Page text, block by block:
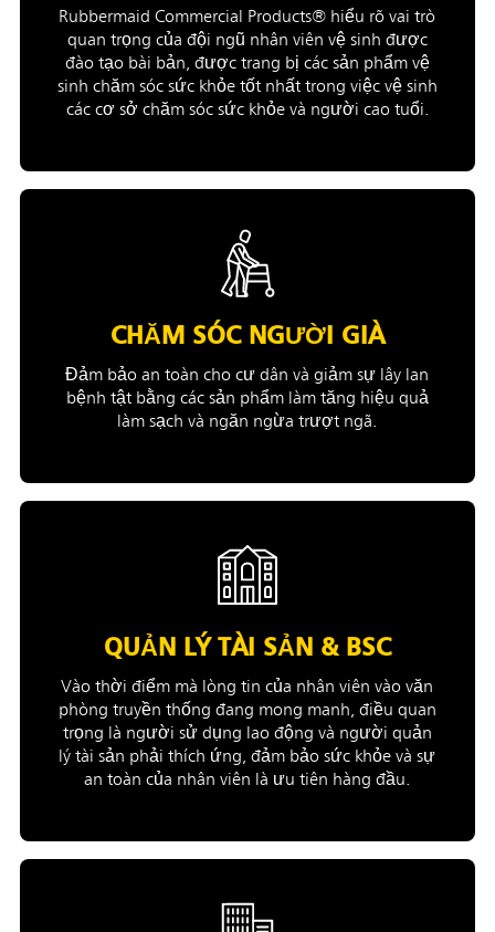
Rubbermaid Commercial Products® hiểu rõ vai trò
quan trọng của đội ngũ nhân viên vệ sinh được
đào tạo bài bản, được trang bị các sản phẩm vệ
sinh chăm sóc sức khỏe tốt nhất trong việc vệ sinh
các cơ sở chăm sóc sức khỏe và người cao tuổi.
CHĂM SÓC NGƯỜI GIÀ
Đảm bảo an toàn cho cư dân và giảm sự lây lan
bệnh tật bằng các sản phẩm làm tăng hiệu quả
làm sạch và ngăn ngừa trượt ngã.
QUẢN LÝ TÀI SẢN & BSC
Vào thời điểm mà lòng tin của nhân viên vào văn
phòng truyền thống đang mong manh, điều quan
trọng là người sử dụng lao động và người quản
lý tài sản phải thích ứng, đảm bảo sức khỏe và sự
an toàn của nhân viên là ưu tiên hàng đầu.